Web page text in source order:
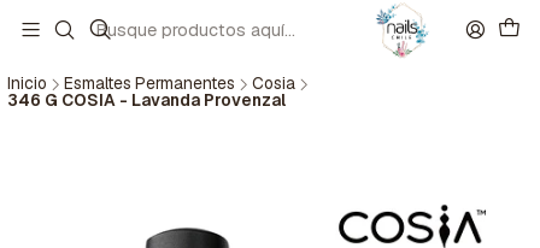
Inicio Esmaltes Permanentes Cosia
346 G COSIA - Lavanda Provenzal